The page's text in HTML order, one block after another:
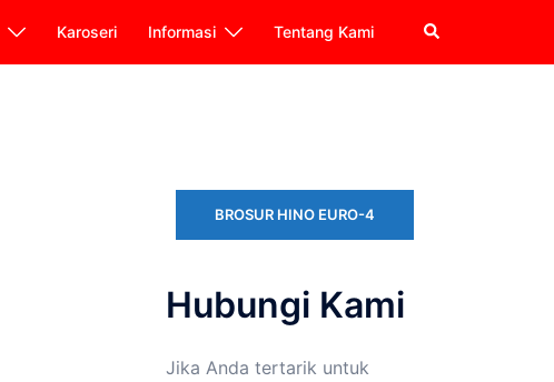
Karoseri Informasi Tentang Kami
BROSUR HINO EURO-4
Hubungi Kami
Jika Anda tertarik untuk